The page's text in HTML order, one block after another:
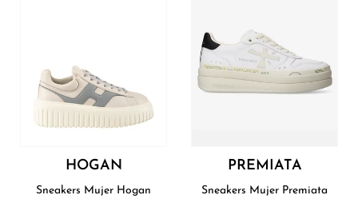
HOGAN
Sneakers Mujer Hogan
PREMIATA
Sneakers Mujer Premiata